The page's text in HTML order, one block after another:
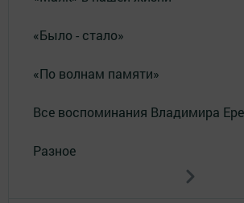
«Было - стало»
«По волнам памяти»
Все воспоминания Владимира
Разное